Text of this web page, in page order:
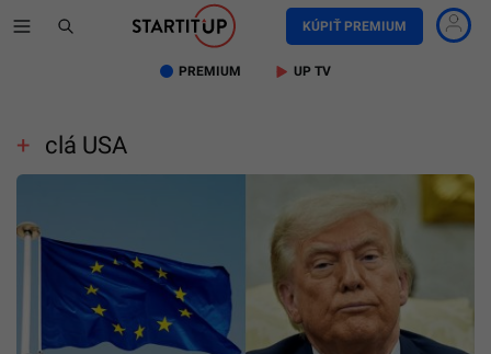
KÚPIŤ PREMIUM
PREMIUM UP TV
clá USA